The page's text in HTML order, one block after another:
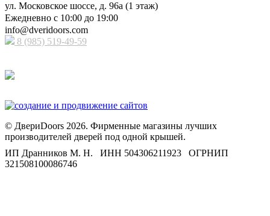
ул. Московское шоссе, д. 96а (1 этаж)
Ежедневно с 10:00 до 19:00
info@dveridoors.com
8 (985) 519-49-59
© ДвериDoors 2026. Фирменные магазины лучших
производителей дверей под одной крышей.
ИП Дранников М. Н. ИНН 504306211923 ОГРНИП
321508100086746